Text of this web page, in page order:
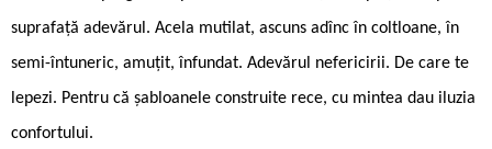
suprafață adevărul. Acela mutilat, ascuns adînc în coltloane, în
semi-întuneric, amuțit, înfundat. Adevărul nefericirii. De care te
lepezi. Pentru că șabloanele construite rece, cu mintea dau iluzia
confortului.